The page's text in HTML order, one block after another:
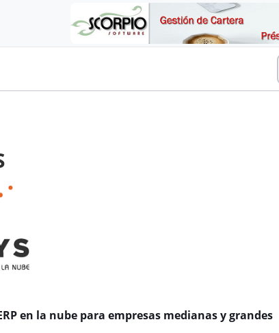
en la nube para empresas medianas y grandes